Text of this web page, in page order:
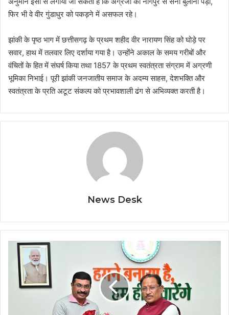
फिर भी वे वीर गुंडाधुर को पकड़ने में असफल रहे।
झांकी के पृष्ठ भाग में छत्तीसगढ़ के प्रथम शहीद वीर नारायण सिंह को घोड़े पर
सवार, हाथ में तलवार लिए दर्शाया गया है। उन्होंने अकाल के समय गरीबों और
वंचितों के हित में संघर्ष किया तथा 1857 के प्रथम स्वतंत्रता संग्राम में अग्रणी
भूमिका निभाई। पूरी झांकी जनजातीय समाज के अदम्य साहस, देशभक्ति और
स्वतंत्रता के प्रति अटूट संकल्प को प्रभावशाली ढंग से अभिव्यक्त करती है।
News Desk
मुख्यमंत्री
विष्णु